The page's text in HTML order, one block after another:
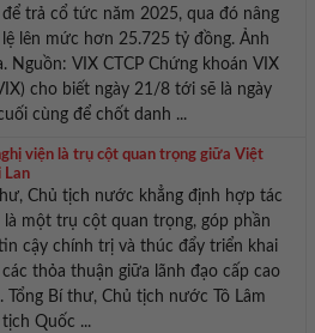
trả cổ tức năm 2025, qua đó nâng
lên mức hơn 25.725 tỷ đồng. Ảnh
Nguồn: VIX CTCP Chứng khoán VIX
cho biết ngày 21/8 tới sẽ là ngày
cùng để chốt danh ...
viện là trụ cột quan trọng giữa Việt
Lan
Chủ tịch nước khẳng định hợp tác
là một trụ cột quan trọng, góp phần
cậy chính trị và thúc đẩy triển khai
các thỏa thuận giữa lãnh đạo cấp cao
Tổng Bí thư, Chủ tịch nước Tô Lâm
Quốc ...